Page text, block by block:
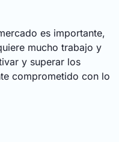
es importante,
mucho trabajo y
y superar los
comprometido con lo